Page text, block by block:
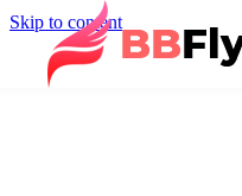
Skip to content